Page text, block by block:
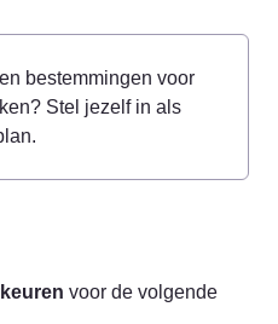
bestemmingen voor
Stel jezelf in als
voor de volgende